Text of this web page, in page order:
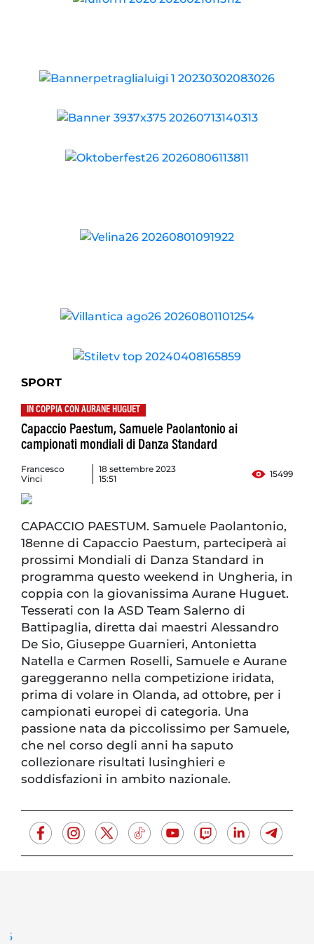
SPORT
IN COPPIA CON AURANE HUGUET
Capaccio Paestum, Samuele Paolantonio ai
campionati mondiali di Danza Standard
Francesco
Vinci
18 settembre 2023
15:51
15499
CAPACCIO PAESTUM. Samuele Paolantonio,
18enne di Capaccio Paestum, parteciperà ai
prossimi Mondiali di Danza Standard in
programma questo weekend in Ungheria, in
coppia con la giovanissima Aurane Huguet.
Tesserati con la ASD Team Salerno di
Battipaglia, diretta dai maestri Alessandro
De Sio, Giuseppe Guarnieri, Antonietta
Natella e Carmen Roselli, Samuele e Aurane
gareggeranno nella competizione iridata,
prima di volare in Olanda, ad ottobre, per i
campionati europei di categoria. Una
passione nata da piccolissimo per Samuele,
che nel corso degli anni ha saputo
collezionare risultati lusinghieri e
soddisfazioni in ambito nazionale.